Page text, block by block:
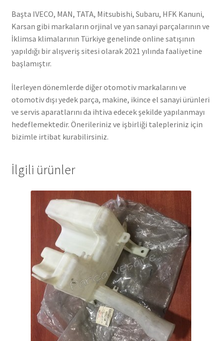
Başta IVECO, MAN, TATA, Mitsubishi, Subaru, HFK Kanuni,
Karsan gibi markaların orjinal ve yan sanayi parçalarının ve
İklimsa klimalarının Türkiye genelinde online satışının
yapıldığı bir alışveriş sitesi olarak 2021 yılında faaliyetine
başlamıştır.
İlerleyen dönemlerde diğer otomotiv markalarını ve
otomotiv dışı yedek parça, makine, ikince el sanayi ürünleri
ve servis aparatlarını da ihtiva edecek şekilde yapılanmayı
hedeflemektedir. Önerileriniz ve işbirliği talepleriniz için
bizimle irtibat kurabilirsiniz.
İlgili ürünler